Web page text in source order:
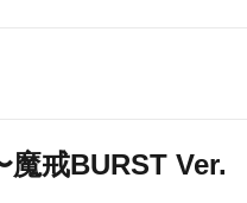
魔戒BURST Ver.